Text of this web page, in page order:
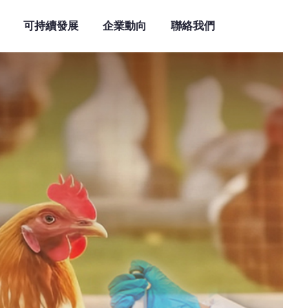
可持續發展 企業動向 聯絡我們